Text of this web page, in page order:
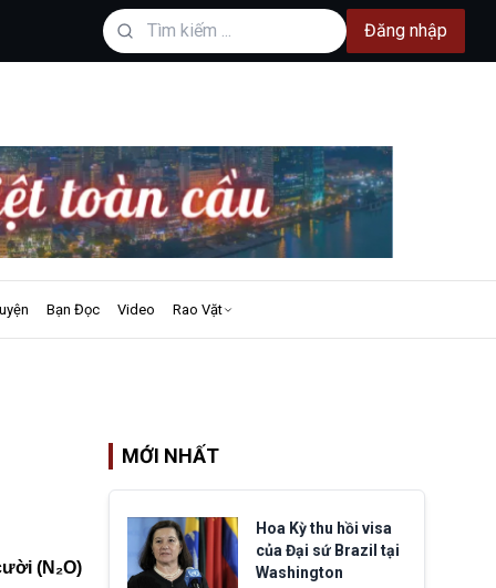
Đăng nhập
Bạn Đọc Video Rao Vặt
(N₂O)
MỚI NHẤT
Hoa Kỳ thu hồi visa
của Đại sứ Brazil tại
Washington